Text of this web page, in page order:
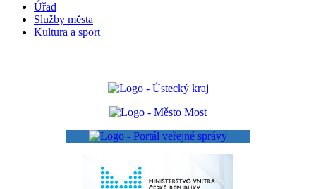
Úřad
Služby města
Kultura a sport